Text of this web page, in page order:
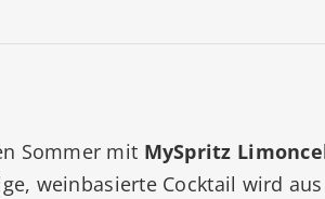
Sommer mit MySpritz
weinbasierte Cocktail wird